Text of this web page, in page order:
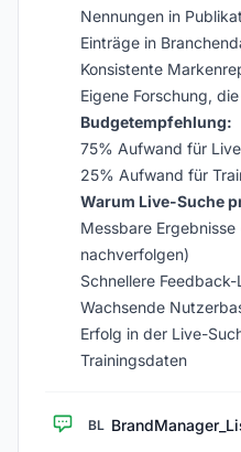
Nennungen in
Einträge in
Konsistente
Eigene Forschung,
Budgetempfehlung:
75% Aufwand für
25% Aufwand für
Warum Live-Suche
Messbare
nachverfolgen)
Schnellere
Wachsende
Erfolg in der Live-
Trainingsdaten
BL